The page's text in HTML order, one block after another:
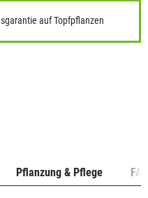
auf Topfpflanzen
Pflanzung & Pflege